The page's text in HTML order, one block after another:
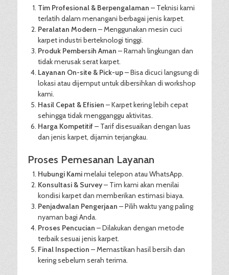
Tim Profesional & Berpengalaman – Teknisi kami
terlatih dalam menangani berbagai jenis karpet.
Peralatan Modern – Menggunakan mesin cuci
karpet industri berteknologi tinggi.
Produk Pembersih Aman – Ramah lingkungan dan
tidak merusak serat karpet.
Layanan On-site & Pick-up– Bisa dicuci langsung di
lokasi atau dijemput untuk dibersihkan di workshop
kami.
Hasil Cepat & Efisien – Karpet kering lebih cepat
sehingga tidak mengganggu aktivitas.
Harga Kompetitif – Tarif disesuaikan dengan luas
dan jenis karpet, dijamin terjangkau.
Proses Pemesanan Layanan
Hubungi Kamimelalui telepon atau WhatsApp.
Konsultasi & Survey– Tim kami akan menilai
kondisi karpet dan memberikan estimasi biaya.
Penjadwalan Pengerjaan – Pilih waktu yang paling
nyaman bagi Anda.
Proses Pencucian – Dilakukan dengan metode
terbaik sesuai jenis karpet.
Final Inspection – Memastikan hasil bersih dan
kering sebelum serah terima.